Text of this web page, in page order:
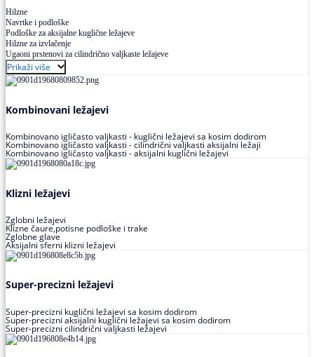
Hilzne
Navrtke i podloške
Podloške za aksijalne kuglične ležajeve
Hilzne za izvlačenje
Ugaoni prstenovi za cilindrično valjkaste ležajeve
Prikaži više
Kombinovani ležajevi
Kombinovano igličasto valjkasti - kuglični ležajevi sa kosim dodirom
Kombinovano igličasto valjkasti - cilindrični valjkasti aksijalni ležaji
Kombinovano igličasto valjkasti - aksijalni kuglični ležajevi
Klizni ležajevi
Zglobni ležajevi
Klizne čaure,potisne podloške i trake
Zglobne glave
Aksijalni sferni klizni ležajevi
Super-precizni ležajevi
Super-precizni kuglični ležajevi sa kosim dodirom
Super-precizni aksijalni kuglični ležajevi sa kosim dodirom
Super-precizni cilindrični valjkasti ležajevi